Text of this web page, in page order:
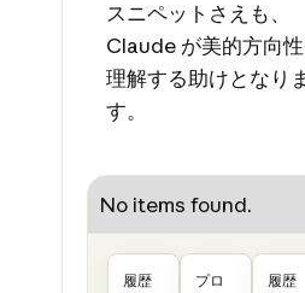
スニペットさえも、
Claude が美的方向
理解する助けとなりま
す。
No items found.
履歴
プロ
履歴